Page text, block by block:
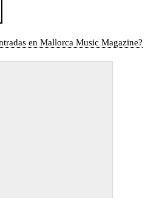
en Mallorca Music Magazine?